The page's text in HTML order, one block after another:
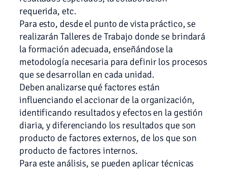
requerida, etc.
Para esto, desde el punto de vista práctico, se
realizarán Talleres de Trabajo donde se brindará
la formación adecuada, enseñándose la
metodología necesaria para definir los procesos
que se desarrollan en cada unidad.
Deben analizarse qué factores están
influenciando el accionar de la organización,
identificando resultados y efectos en la gestión
diaria, y diferenciando los resultados que son
producto de factores externos, de los que son
producto de factores internos.
Para este análisis, se pueden aplicar técnicas